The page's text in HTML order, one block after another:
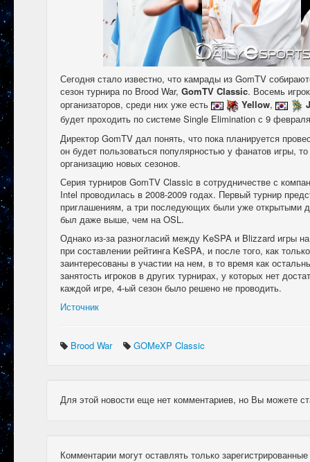
Сегодня стало известно, что камрады из GomTV
сезон турнира по Brood War, GomTV Classic. Восемь
организаторов, среди них уже есть
Yellow,
будет проходить по системе Single Elimination с 9
Директор GomTV дал понять, что пока планируется
он будет пользоваться популярностью у фанатов игры,
организацию новых сезонов.
Серия турниров GomTV Classic в сотрудничестве с
Intel проводилась в 2008-2009 годах. Первый турнир
приглашениям, а три последующих были уже открытыми
был даже выше, чем на OSL.
Однако из-за разногласий между KeSPA и Blizzard игры
при составлении рейтинга KeSPA, и после того, как
заинтересованы в участии на нем, в то время как
занятость игроков в других турнирах, у которых нет
каждой игре, 4-ый сезон было решено не проводить.
Источник
Brood War GOMeXP Classic
Для этой новости еще нет комментариев, но Вы можете
Комментарии могут оставлять только